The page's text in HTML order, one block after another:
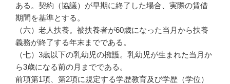
ある。契約（協議）が早期に終了した場合、実際の賃借
期間を基準とする。
（六）老人扶養。被扶養者が60歳になった当月から扶養
義務が終了する年末までである。
（七）3歳以下の乳幼児の擁護。乳幼児が生まれた当月か
ら3歳になる前の月までである。
前項第1項、第2項に規定する学歴教育及び学歴（学位）